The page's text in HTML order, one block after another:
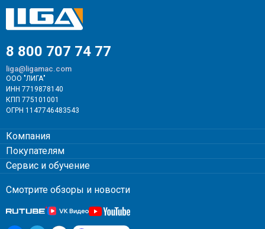
8 800 707 74 77
liga@ligamac.com
ООО "ЛИГА"
ИНН 7719878140
КПП 775101001
ОГРН 1147746483543
Компания
Покупателям
Сервис и обучение
Смотрите обзоры и новости